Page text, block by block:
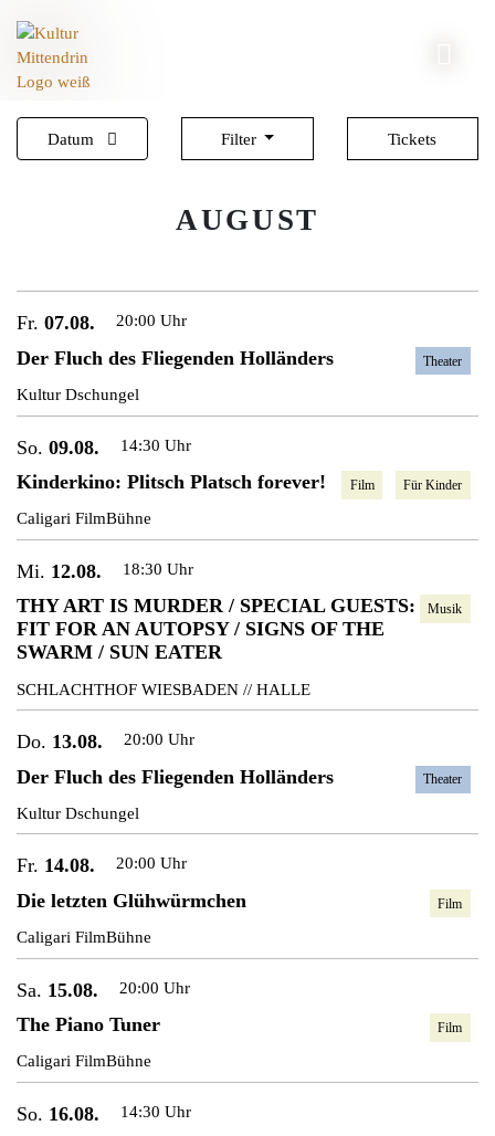
Datum Filter Tickets
AUGUST
Fr. 07.08. 20:00 Uhr
Der Fluch des Fliegenden Holländers
Kultur Dschungel
Theater
So. 09.08. 14:30 Uhr
Kinderkino: Plitsch Platsch forever!
Caligari FilmBühne
Film Für Kinder
Mi. 12.08. 18:30 Uhr
THY ART IS MURDER / SPECIAL GUESTS:
FIT FOR AN AUTOPSY / SIGNS OF THE
SWARM / SUN EATER
SCHLACHTHOF WIESBADEN // HALLE
Musik
Do. 13.08. 20:00 Uhr
Der Fluch des Fliegenden Holländers
Kultur Dschungel
Theater
Fr. 14.08. 20:00 Uhr
Die letzten Glühwürmchen
Caligari FilmBühne
Film
Sa. 15.08. 20:00 Uhr
The Piano Tuner
Caligari FilmBühne
Film
So. 16.08. 14:30 Uhr